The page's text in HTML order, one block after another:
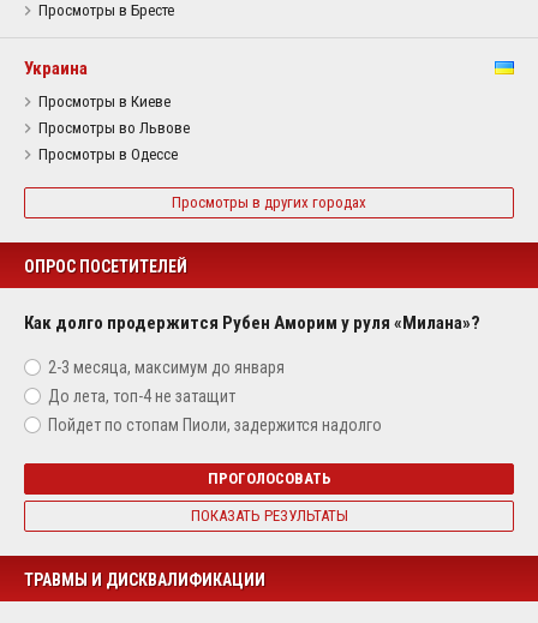
Просмотры в Бресте
Украина
Просмотры в Киеве
Просмотры во Львове
Просмотры в Одессе
Просмотры в других городах
ОПРОС ПОСЕТИТЕЛЕЙ
Как долго продержится Рубен Аморим у руля «Милана»?
2-3 месяца, максимум до января
До лета, топ-4 не затащит
Пойдет по стопам Пиоли, задержится надолго
ПРОГОЛОСОВАТЬ
ПОКАЗАТЬ РЕЗУЛЬТАТЫ
ТРАВМЫ И ДИСКВАЛИФИКАЦИИ